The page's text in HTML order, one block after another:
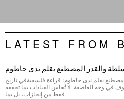
LATEST FROM
والقدر المصطنع بقلم ندى حاطوم
بقلم ندى حاطوم: قراءة فلسفيةفي تاريخ
في وجه العاصفة. لا تُقاس القيادات بما تحققه
فقط من إنجازات، بل بما